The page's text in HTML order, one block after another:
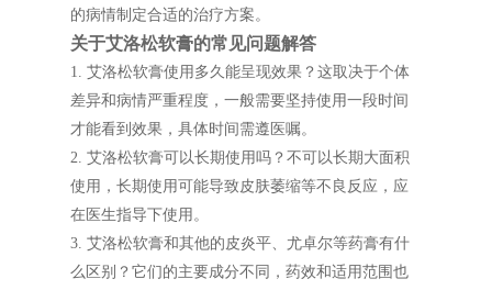
的病情制定合适的治疗方案。
关于艾洛松软膏的常见问题解答
1. 艾洛松软膏使用多久能呈现效果？这取决于个体
差异和病情严重程度，一般需要坚持使用一段时间
才能看到效果，具体时间需遵医嘱。
2. 艾洛松软膏可以长期使用吗？不可以长期大面积
使用，长期使用可能导致皮肤萎缩等不良反应，应
在医生指导下使用。
3. 艾洛松软膏和其他的皮炎平、尤卓尔等药膏有什
么区别？它们的主要成分不同，药效和适用范围也